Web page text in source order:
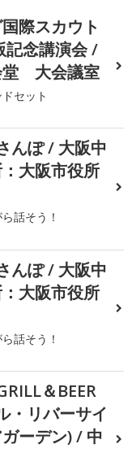
際スカウト
記念講演会 /
堂 大会議室
セット
んぽ / 大阪中
大阪市役所
話そう！
んぽ / 大阪中
大阪市役所
話そう！
＆BEER
・リバーサイ
ーデン) / 中